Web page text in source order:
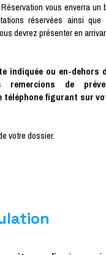
vous enverra un
réservées ainsi que
devrez présenter en
indiquée ou en-dehors
remercions de
téléphone figurant sur
votre dossier.